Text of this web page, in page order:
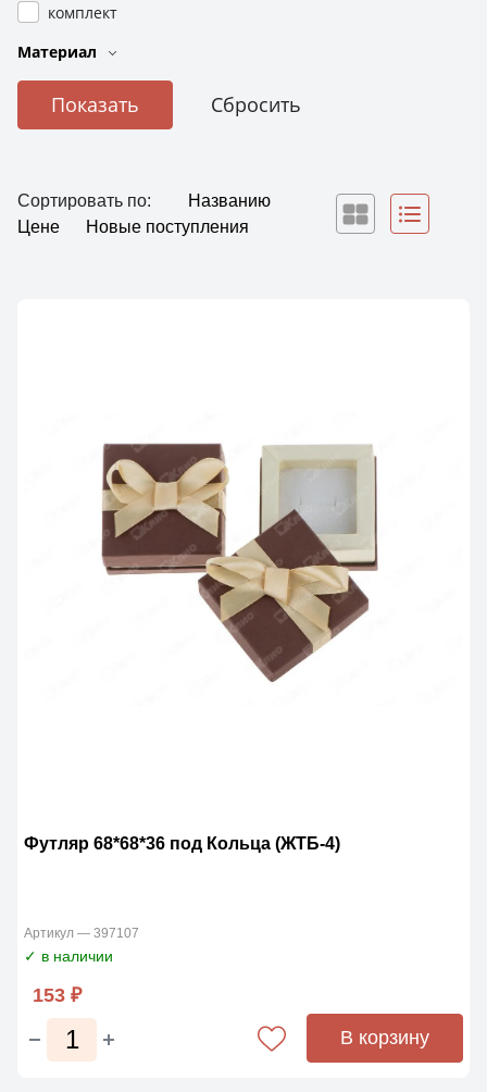
комплект
Материал
Сортировать по:
Названию
Цене
Новые поступления
Футляр 68*68*36 под Кольца (ЖТБ-4)
Артикул — 397107
✓ в наличии
153 ₽
В корзину